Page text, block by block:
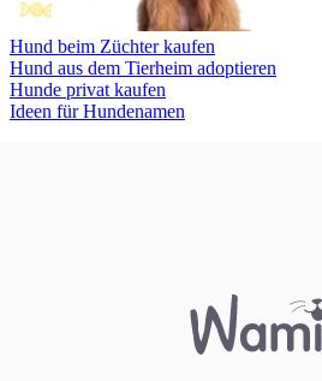
Hund beim Züchter kaufen
Hund aus dem Tierheim adoptieren
Hunde privat kaufen
Ideen für Hundenamen